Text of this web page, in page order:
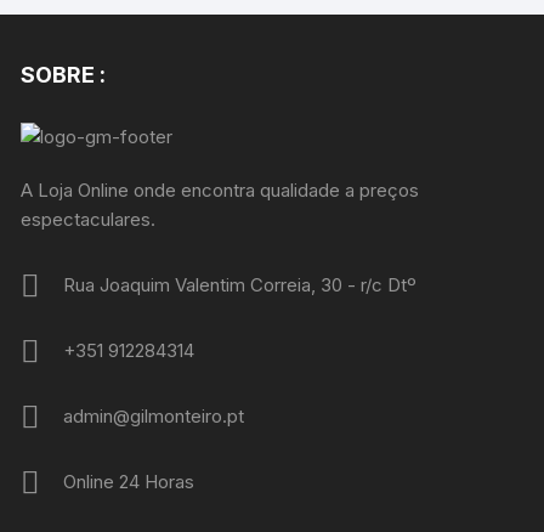
SOBRE :
A Loja Online onde encontra qualidade a preços
espectaculares.
Rua Joaquim Valentim Correia, 30 - r/c Dtº
+351 912284314
admin@gilmonteiro.pt
Online 24 Horas